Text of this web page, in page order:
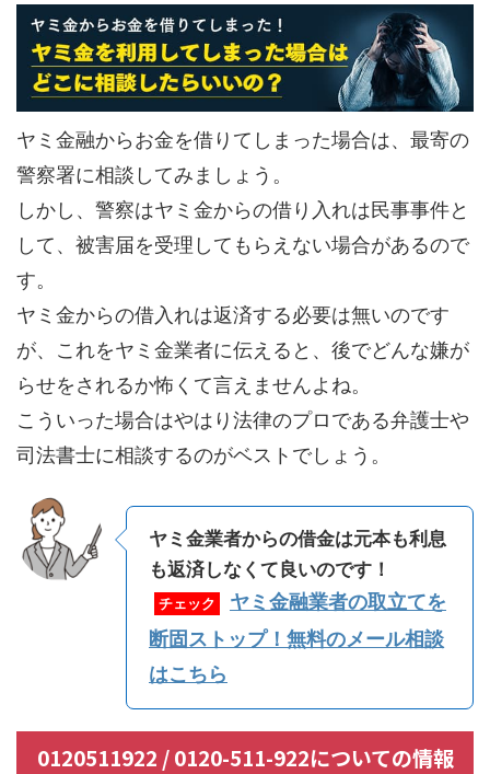
ヤミ金融からお金を借りてしまった場合は、最寄の
警察署に相談してみましょう。
しかし、警察はヤミ金からの借り入れは民事事件と
して、被害届を受理してもらえない場合があるので
す。
ヤミ金からの借入れは返済する必要は無いのです
が、これをヤミ金業者に伝えると、後でどんな嫌が
らせをされるか怖くて言えませんよね。
こういった場合はやはり法律のプロである弁護士や
司法書士に相談するのがベストでしょう。
ヤミ金業者からの借金は元本も利息
も返済しなくて良いのです！
チェック
ヤミ金融業者の取立てを
断固ストップ！無料のメール相談
はこちら
0120511922 / 0120-511-922についての情報